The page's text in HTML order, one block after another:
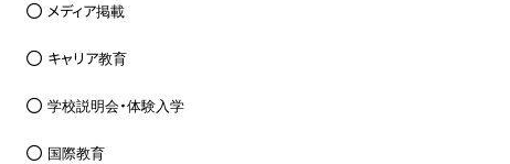
メディア掲載
キャリア教育
学校説明会・体験入学
国際教育